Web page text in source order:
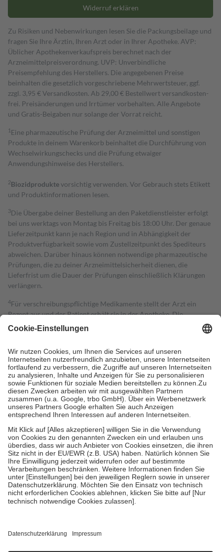
Widerruf erklären
Zu Risiken und Nebenwirkungen lesen Sie die Packungsbeilage und
fragen Sie Ihre Ärztin, Ihren Arzt oder in Ihrer Apotheke. AVP:
Üblicher Apothekenverkaufspreis berechnet nach der
Arzneimittelpreisverordnung. UVP: Unverbindliche
Preisempfehlung des Herstellers. Die angegebenen Preise
beinhalten die gesetzlich vorgeschriebene Mehrwertsteuer, ggf.
zzgl. 3,95 € Versandkosten. Ab 29,00 € Bestell­wert versand­kosten­
frei. Preisänderungen und Irrtümer vorbehalten. Alle Angebote
und Gratis-Beigaben nur solange der Vorrat reicht.
1 Eine pharmazeutische Prüfung der Arzneimittel und sonstigen
Produkte in deinem Warenkorb beinhaltet die Durchführung von
Wechselwirkungschecks und die Prüfung etwaiger
Anwendungshinweise des Herstellers.
2Biozidproduktevorsichtig verwenden. Vor Gebrauch stets Etikett
und Produktinformationen lesen.
3Die Übergabe deiner Bestellung an den Paketdienstleister erfolgt
bei uns werktags von Montag bis Freitag bis 18:00 Uhr. Der genaue
Lieferzeitpunkt kann je nach Region und in Abhängigkeit der
Produktverfügbarkeit sowie vom Zustellzeitpunkt des Spediteurs
abweichen. Darüber hinaus können notwendige pharmazeutische
Prüfungen, die zu deiner Arzneimittelsicherheit dienen, die
Lieferfrist um die Dauer der Prüfungen einschließlich Klärungen
verlängern.
4Für verschreibungspflichtige Medikamente stellt der Arzt ein
Rezept aus und der Patient erhält sie in der Apotheke. Die
gesetzliche Krankenversicherung übernimmt in der Regel die
Kosten dafür, der Versicherte trägt einen Teil davon als Zuzahlung
Grundsätzlich leisten Mitglieder Zuzahlungen in Höhe von zehn
Prozent des Abgabepreises,mindestens jedochfünf Euround
höchstens zehn Euro.Es sind jedoch nie mehr als die tatsächlichen
Kosten der Leistung zu entrichten.
Diese Regeln gelten grundsätzlich auch für Online-Apotheken.
Bei Heilmitteln und häuslicher Krankenpflege beträgt die
Zuzahlung zehn Prozent der Kosten sowie zehn Euro je
Verordnung.
Um das Engagement der Versicherten für ihre eigene Gesundheit zu
stärken und die besondere Stellung der Familie zu unterstützen,
fallenkeine Zuzahlungenan bei:
• Kindern und Jugendlichen bis zum vollendeten 18. Lebensjahr
mit Ausnahme der Fahrkosten
• Untersuchungen zur Vorsorge und Früherkennung, die von der
GKV getragen werden
Einholung von Bewertungen. Trusted Shops hat Maßnahmen